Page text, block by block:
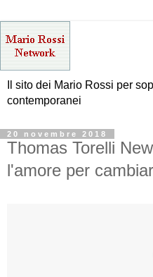
Il sito dei Mario Rossi per
contemporanei
20 novembre 2018
Thomas Torelli
l'amore per